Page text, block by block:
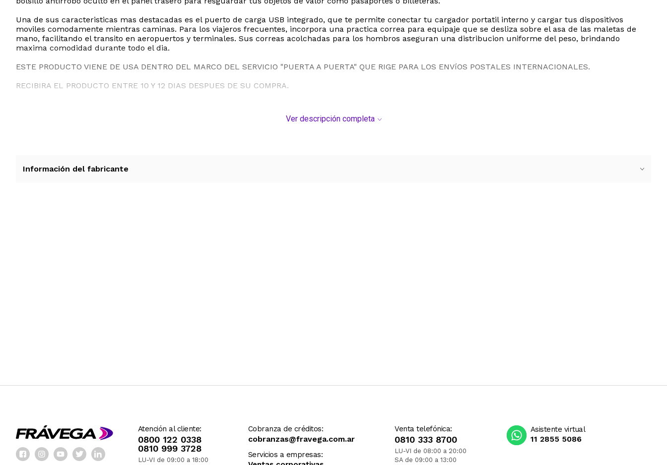
Una de sus caracteristicas mas destacadas es el puerto de carga USB integrado, que te permite conectar tu cargador portatil interno y cargar tus dispositivos
moviles comodamente mientras caminas. Para los viajeros frecuentes, incorpora una practica correa para equipaje que se desliza sobre el asa de las maletas de
mano, facilitando el transito en aeropuertos y terminales. Sus correas acolchadas para los hombros aseguran una distribucion uniforme del peso, brindando
maxima comodidad durante todo el dia.
ESTE PRODUCTO VIENE DE USA DENTRO DEL MARCO DEL SERVICIO "PUERTA A PUERTA" QUE RIGE PARA LOS ENVíOS POSTALES INTERNACIONALES.
RECIBIRA EL PRODUCTO ENTRE 10 Y 12 DIAS DESPUES DE SU COMPRA.
Ver descripción completa
Información del fabricante
Atención al cliente:
0800 122 0338
0810 999 3728
LU-VI de 09:00 a 18:00
Cobranza de créditos:
cobranzas@fravega.com.ar
Servicios a empresas:
Venta telefónica:
0810 333 8700
LU-VI de 08:00 a 20:00
SA de 09:00 a 13:00
Asistente virtual
11 2855 5086